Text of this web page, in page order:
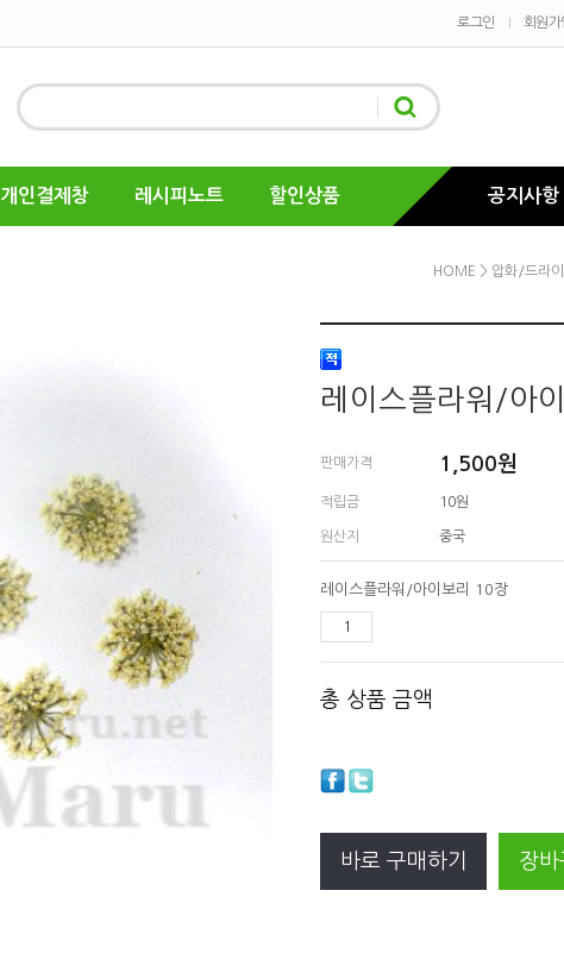
로그인 회원가
개인결제창 레시피노트 할인상품 공지사항
HOME > 압화/드라
레이스플라워/아
판매가격 1,500원
적립금 10원
원산지 중국
레이스플라워/아이보리 10장
총 상품 금액
바로 구매하기 장바